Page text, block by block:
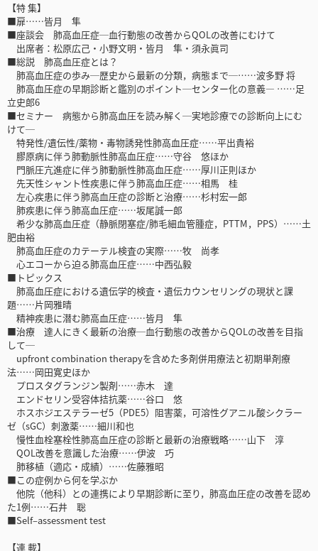
【特 集】
■扉……皆月 隼
■座談会 肺高血圧症─血行動態の改善からQOLの改善にむけて
出席者：松原広己・小野文明・皆月 隼・須永眞司
■総説 肺高血圧症とは？
肺高血圧症の歩み─歴史から最新の分類，病態まで─……波多野 将
肺高血圧症の早期診断と鑑別のポイント─センター化の意義― ……足
立史郎6
■セミナー 病態から肺高血圧を読み解く─実地診療での診断向上にむ
けて─
特発性/遺伝性/薬物・毒物誘発性肺高血圧症……平出貴裕
膠原病に伴う肺動脈性肺高血圧症……守谷 悠ほか
門脈圧亢進症に伴う肺動脈性肺高血圧症……厚川正則ほか
先天性シャント性疾患に伴う肺高血圧症……相馬 桂
左心疾患に伴う肺高血圧症の診断と治療……杉村宏一郎
肺疾患に伴う肺高血圧症……坂尾誠一郎
希少な肺高血圧症（静脈閉塞症/肺毛細血管腫症，PTTM，PPS）……土
肥由裕
肺高血圧症のカテーテル検査の実際……牧 尚孝
心エコーから迫る肺高血圧症……中西弘毅
■トピックス
肺高血圧症における遺伝学的検査・遺伝カウンセリングの現状と課
題……片岡雅晴
精神疾患に潜む肺高血圧症……皆月 隼
■治療 達人にきく最新の治療─血行動態の改善からQOLの改善を目指
して─
upfront combination therapyを含めた多剤併用療法と初期単剤療
法……岡田寛史ほか
プロスタグランジン製剤……赤木 達
エンドセリン受容体拮抗薬……谷口 悠
ホスホジエステラーゼ5（PDE5）阻害薬，可溶性グアニル酸シクラー
ゼ（sGC）刺激薬……細川和也
慢性血栓塞栓性肺高血圧症の診断と最新の治療戦略……山下 淳
QOL改善を意識した治療……伊波 巧
肺移植（適応・成績）……佐藤雅昭
■この症例から何を学ぶか
他院（他科）との連携により早期診断に至り，肺高血圧症の改善を認め
た1例……石井 聡
■Self–assessment test
【連 載】